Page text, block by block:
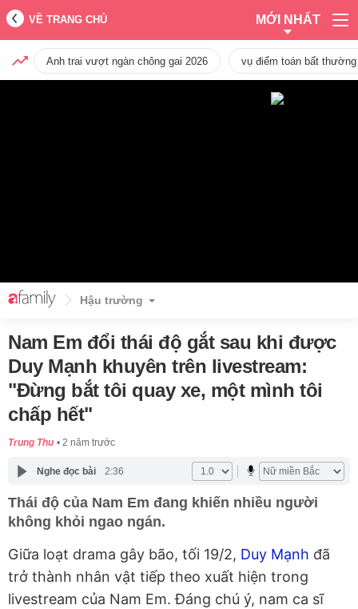
VỀ TRANG CHỦ MỚI NHẤT
Anh trai vượt ngàn chông gai 2026 vụ điểm toán bất
Hậu trường
Nam Em đổi thái độ gắt sau khi được
Duy Mạnh khuyên trên livestream:
"Đừng bắt tôi quay xe, một mình tôi
chấp hết"
Trung Thu 2 năm trước
Nghe đọc bài 2:36
Thái độ của Nam Em đang khiến nhiều người
không khỏi ngao ngán.
Giữa loạt drama gây bão, tối 19/2, Duy Mạnh đã
trở thành nhân vật tiếp theo xuất hiện trong
livestream của Nam Em. Đáng chú ý, nam ca sĩ